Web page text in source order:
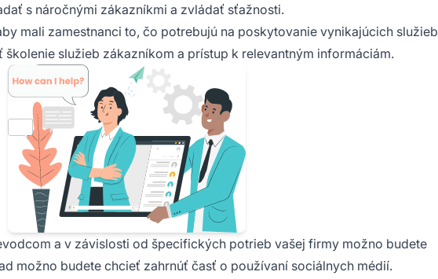
s náročnými zákazníkmi a zvládať sťažnosti.
mali zamestnanci to, čo potrebujú na poskytovanie vynikajúcich služieb
služieb zákazníkom a prístup k relevantným informáciám.
a v závislosti od špecifických potrieb vašej firmy možno budete
možno budete chcieť zahrnúť časť o používaní sociálnych médií.